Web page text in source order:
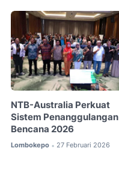
NTB-Australia Perkuat
Sistem Penanggulangan
Bencana 2026
Lombokepo • 27 Februari 2026